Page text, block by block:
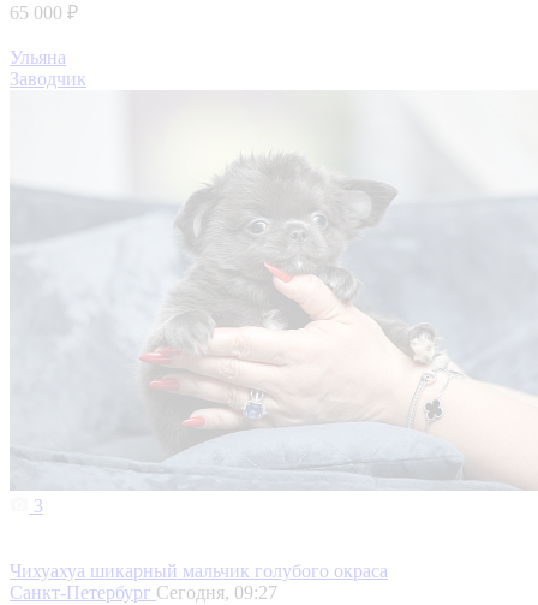
65 000 ₽
Ульяна
Заводчик
3
Чихуахуа шикарный мальчик голубого окраса
Санкт-Петербург Сегодня, 09:27